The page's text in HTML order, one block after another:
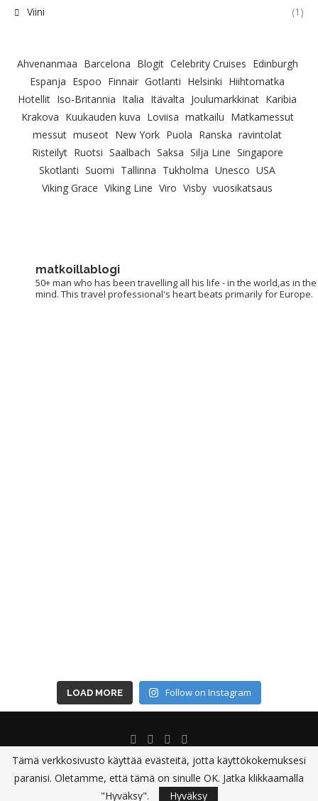
Viini (1)
Ahvenanmaa Barcelona Blogit Celebrity Cruises Edinburgh
Espanja Espoo Finnair Gotlanti Helsinki Hiihtomatka
Hotellit Iso-Britannia Italia Itävalta Joulumarkkinat Karibia
Krakova Kuukauden kuva Loviisa matkailu Matkamessut
messut museot New York Puola Ranska ravintolat
Risteilyt Ruotsi Saalbach Saksa Silja Line Singapore
Skotlanti Suomi Tallinna Tukholma Unesco USA
Viking Grace Viking Line Viro Visby vuosikatsaus
matkoillablogi
50+ man who has been travelling all his life - in the world,as in the
mind. This travel professional's heart beats primarily for Europe.
LOAD MORE Follow on Instagram
@ 2012-2024 - Matkoillablogi.fi
Tämä verkkosivusto käyttää evästeitä, jotta käyttökokemuksesi
paranisi. Oletamme, että tämä on sinulle OK. Jatka klikkaamalla
"Hyväksy".
Hyväksy